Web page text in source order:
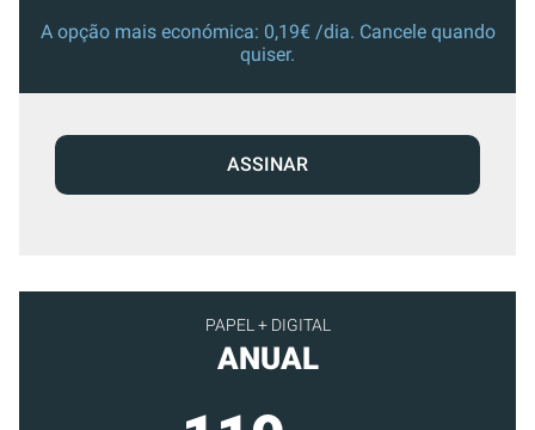
PAPEL + DIGITAL
ANUAL
A opção mais económica: 0,19€ /dia. Cancele quando
quiser.
ASSINAR